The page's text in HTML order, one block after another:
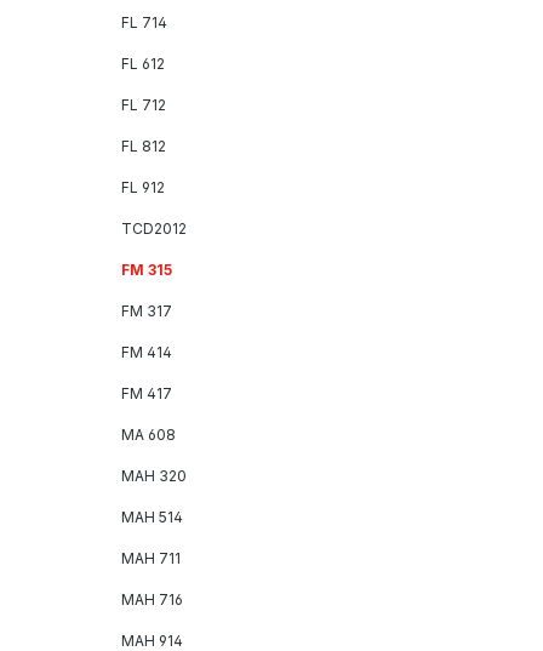
FL 714
FL 612
FL 712
FL 812
FL 912
TCD2012
FM 315
FM 317
FM 414
FM 417
MA 608
MAH 320
MAH 514
MAH 711
MAH 716
MAH 914